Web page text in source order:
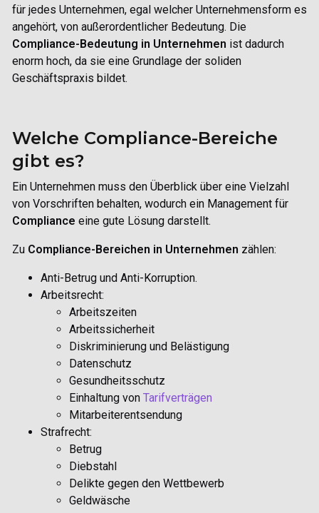
für jedes Unternehmen, egal welcher Unternehmensform es
angehört, von außerordentlicher Bedeutung. Die
Compliance-Bedeutung in Unternehmen ist dadurch
enorm hoch, da sie eine Grundlage der soliden
Geschäftspraxis bildet.
Welche Compliance-Bereiche
gibt es?
Ein Unternehmen muss den Überblick über eine Vielzahl
von Vorschriften behalten, wodurch ein Management für
Compliance eine gute Lösung darstellt.
Zu Compliance-Bereichen in Unternehmen zählen:
Anti-Betrug und Anti-Korruption.
Arbeitsrecht:
Arbeitszeiten
Arbeitssicherheit
Diskriminierung und Belästigung
Datenschutz
Gesundheitsschutz
Einhaltung von Tarifverträgen
Mitarbeiterentsendung
Strafrecht:
Betrug
Diebstahl
Delikte gegen den Wettbewerb
Geldwäsche